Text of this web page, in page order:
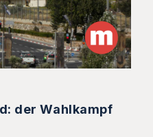
der Wahlkampf